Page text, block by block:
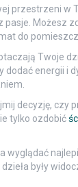
przestrzeni w
pasje. Możesz
do
Twoje
energii i
decyzję, czy
tylko ozdobić
wyglądać
były